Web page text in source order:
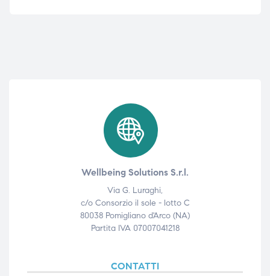
Wellbeing Solutions S.r.l.
Via G. Luraghi,
c/o Consorzio il sole - lotto C
80038 Pomigliano d'Arco (NA)
Partita IVA 07007041218
CONTATTI